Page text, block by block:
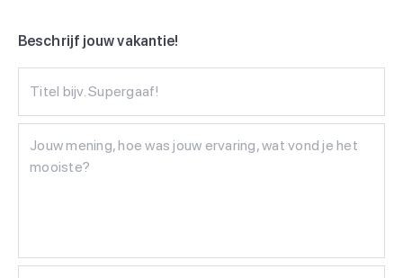
Beschrijf jouw vakantie!
Titel bijv. Supergaaf!